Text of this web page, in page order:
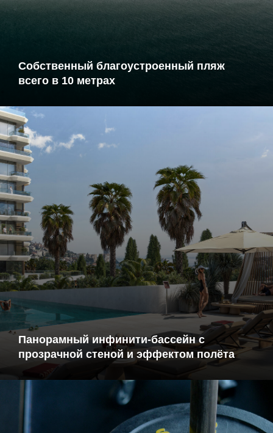
Собственный благоустроенный пляж
всего в 10 метрах
Панорамный инфинити-бассейн с
прозрачной стеной и эффектом полёта